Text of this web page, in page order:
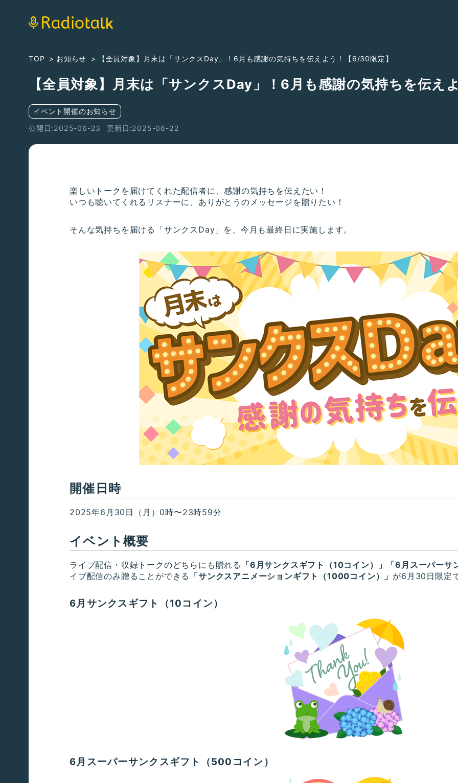
TOP お知らせ 【全員対象】月末は「サンクスDay」！6月も感謝の気持ちを伝えよう！【6/30限定】
【全員対象】月末は「サンクスDay」！6月も感謝の気持ちを伝
イベント開催のお知らせ
公開日:2025-06-23
更新日:2025-06-22
楽しいトークを届けてくれた配信者に、感謝の気持ちを伝えたい！
いつも聴いてくれるリスナーに、ありがとうのメッセージを贈りたい！
そんな気持ちを届ける「サンクスDay」を、今月も最終日に実施します。
開催日時
2025年6月30日（月）0時〜23時59分
イベント概要
ライブ配信・収録トークのどちらにも贈れる 「6月サンクスギフト（10コイン）」「6月スーパー
イブ配信のみ贈ることができる 「サンクスアニメーションギフト（1000コイン）」 が6月30日限定
6月サンクスギフト（10コイン）
6月スーパーサンクスギフト（500コイン）